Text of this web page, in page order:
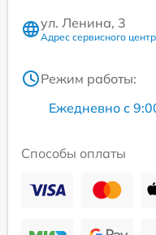
ул. Ленина, 3
Адрес сервисного
Режим работы:
Ежедневно с
Способы оплаты